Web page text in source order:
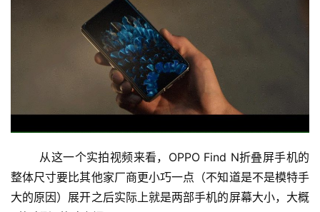
整体尺寸要比其他家厂商更小巧一点（不知道是不是模特手
大的原因）展开之后实际上就是两部手机的屏幕大小，大概